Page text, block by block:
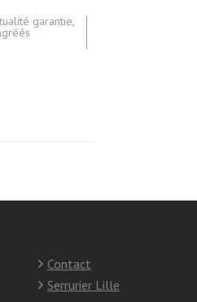
garantie,
Contact
Serrurier Lille